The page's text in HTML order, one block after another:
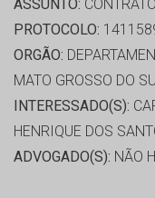
ASSUNTO:
PROTOCOLO:
ORGÃO:
MATO GROSSO DO
INTERESSADO(S):
HENRIQUE DOS
ADVOGADO(S): NÃO